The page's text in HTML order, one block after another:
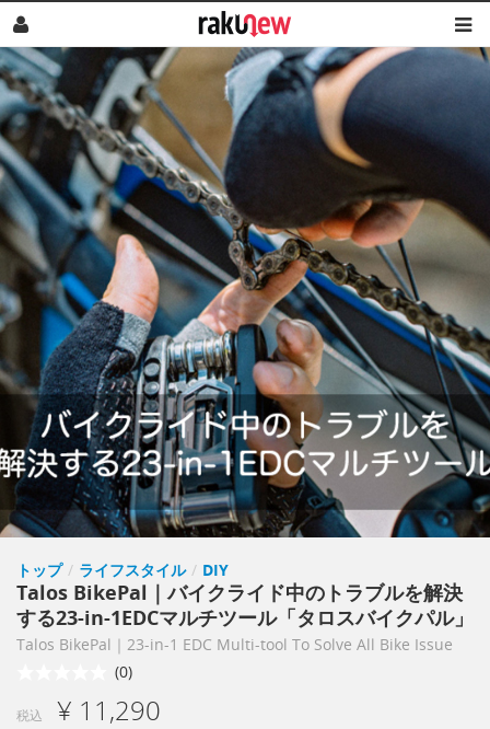
トップ / ライフスタイル / DIY
Talos BikePal｜バイクライド中のトラブルを解決
する23-in-1EDCマルチツール「タロスバイクパル」
Talos BikePal｜23-in-1 EDC Multi-tool To Solve All Bike Issue
(0)
税込 ¥ 11,290